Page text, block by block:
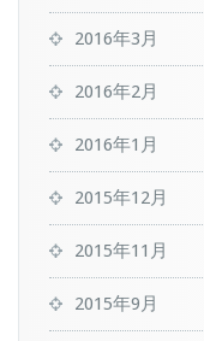
2016年3月
2016年2月
2016年1月
2015年12月
2015年11月
2015年9月